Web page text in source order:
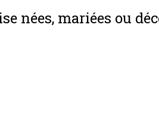
nées, mariées ou